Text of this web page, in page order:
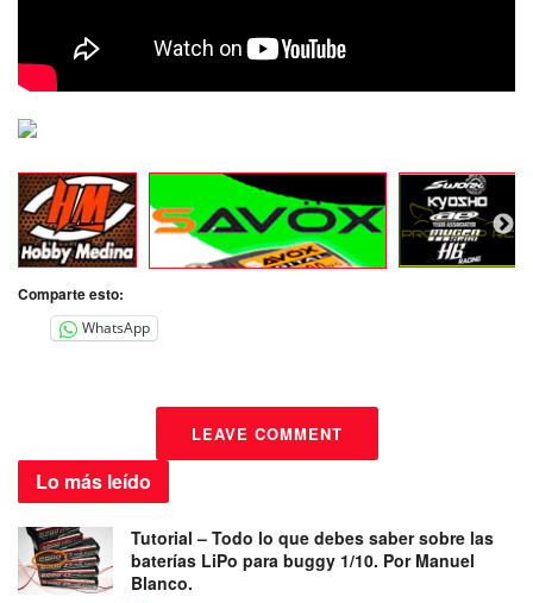
Comparte esto:
WhatsApp
LEAVE COMMENT
Lo más leído
Tutorial – Todo lo que debes saber sobre las
baterías LiPo para buggy 1/10. Por Manuel
Blanco.